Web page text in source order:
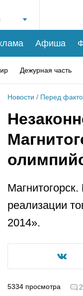
Афиша
Дежурная часть
Новости / Перед
реализации
2014».
5334 просмотра 2